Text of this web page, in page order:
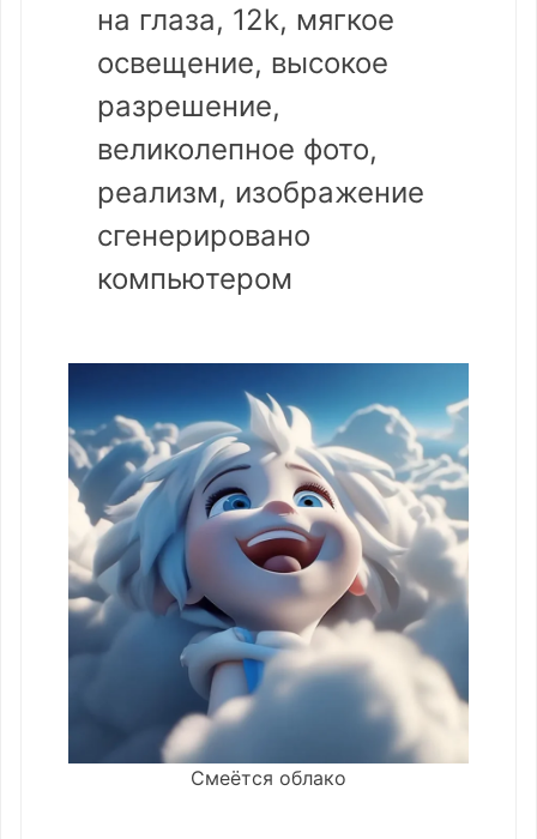
на глаза, 12k, мягкое
освещение, высокое
разрешение,
великолепное фото,
реализм, изображение
сгенерировано
компьютером
Смеётся облако